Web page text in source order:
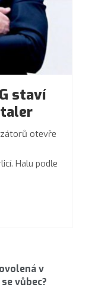
staví
otevře
Halu podle
v
vůbec?